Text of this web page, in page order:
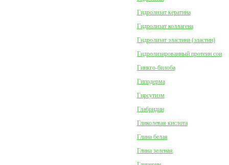
Гидролизат кератина
Гидролизат коллагена
Гидролизат эластина (эластин)
Гидролизированный протеин сои
Гинкго-билоба
Гиподерма
Гирсутизм
Глабридин
Гликолевая кислота
Глина белая
Глина зеленая